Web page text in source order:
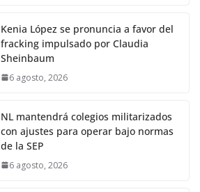
Kenia López se pronuncia a favor del
fracking impulsado por Claudia
Sheinbaum
6 agosto, 2026
NL mantendrá colegios militarizados
con ajustes para operar bajo normas
de la SEP
6 agosto, 2026